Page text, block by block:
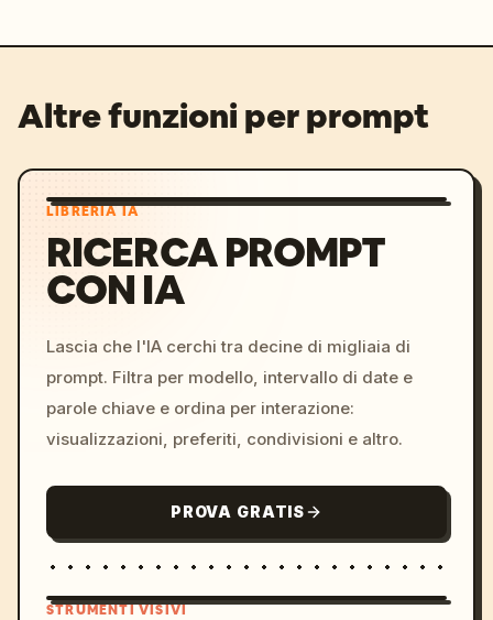
Altre funzioni per prompt
LIBRERIA IA
RICERCA PROMPT
CON IA
Lascia che l'IA cerchi tra decine di migliaia di
prompt. Filtra per modello, intervallo di date e
parole chiave e ordina per interazione:
visualizzazioni, preferiti, condivisioni e altro.
PROVA GRATIS
STRUMENTI VISIVI